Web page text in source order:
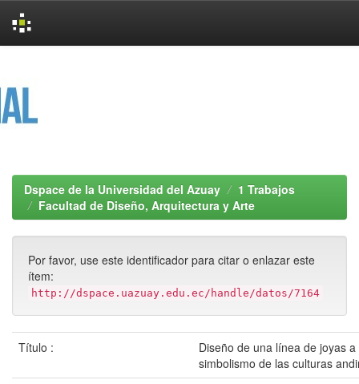
Dspace de la Universidad del Azuay
1 Trabajos
Facultad de Diseño, Arquitectura y Arte
Por favor, use este identificador para citar o enlazar este
ítem:
http://dspace.uazuay.edu.ec/handle/datos/7164
Título :
Diseño de una línea de joyas
simbolismo de las culturas